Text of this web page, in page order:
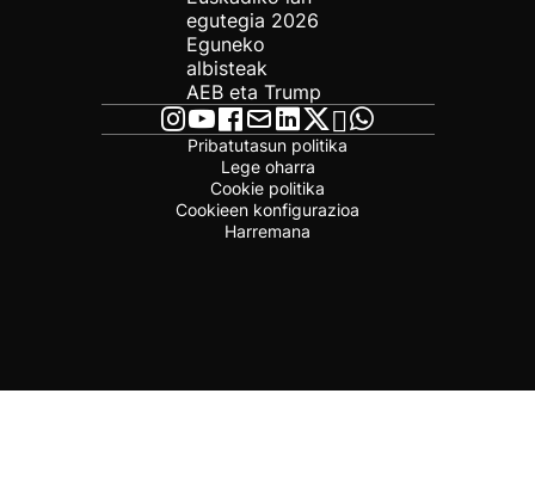
egutegia 2026
Eguneko
albisteak
AEB eta Trump
Pribatutasun politika
Lege oharra
Cookie politika
Cookieen konfigurazioa
Harremana